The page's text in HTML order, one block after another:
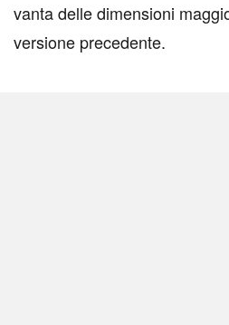
vanta delle dimensioni
versione precedente.